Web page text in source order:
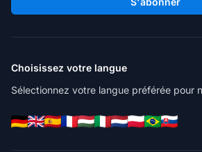
Choisissez votre langue
Sélectionnez votre langue préférée pour